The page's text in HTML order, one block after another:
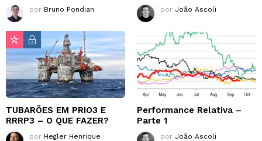
por Bruno Pondian por João Ascoli
TUBARÕES EM PRIO3 E
RRRP3 – O QUE FAZER?
por Hegler Henrique
Performance Relativa –
Parte 1
por João Ascoli